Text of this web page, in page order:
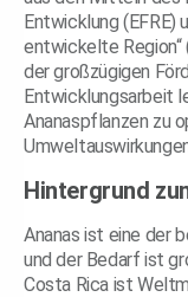
Entwicklung (EFRE)
entwickelte Region“
der großzügigen
Entwicklungsarbeit
Ananaspflanzen zu
Hintergrund
Ananas ist eine der
und der Bedarf ist
Costa Rica ist